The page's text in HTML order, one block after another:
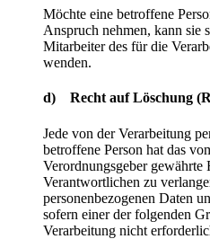
Möchte eine betroffene
Anspruch nehmen, kann sie
Mitarbeiter des für die
wenden.
d) Recht auf Löschung
Jede von der Verarbeitung
betroffene Person hat das
Verordnungsgeber gewährte
Verantwortlichen zu
personenbezogenen Daten
sofern einer der folgenden
Verarbeitung nicht